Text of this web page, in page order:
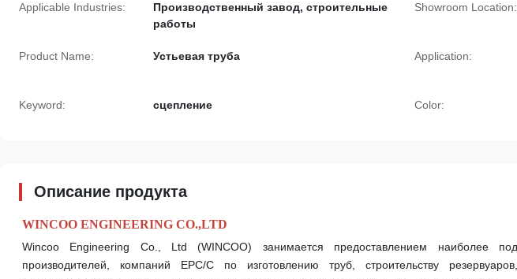
Applicable Industries:
Производственный завод, строительные
работы
Showroom Location:
Product Name: Устьевая труба Application:
Keyword: сцепление Color:
Описание продукта
WINCOO ENGINEERING CO.,LTD
Wincoo Engineering Co., Ltd (WINCOO) занимается предоставлением наиболее
производителей, компаний EPC/C по изготовлению труб, строительству